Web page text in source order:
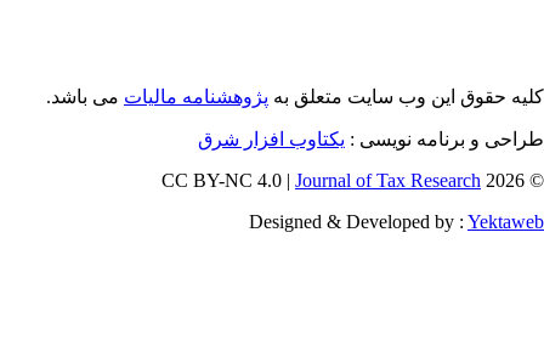
حقوق این وب سایت متعلق بهپژوهشنامه مالیاتمی باشد.
و برنامه نویسی : یکتاوب افزار شرق
©
Journal of Tax Research
Designed & Developed by :